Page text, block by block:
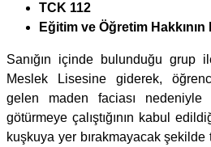
TCK 112
Eğitim ve Öğretim
Sanığın içinde bulunduğu grup
Meslek Lisesine giderek,
gelen maden faciası nedeniyle
götürmeye çalıştığının kabul
kuşkuya yer bırakmayacak